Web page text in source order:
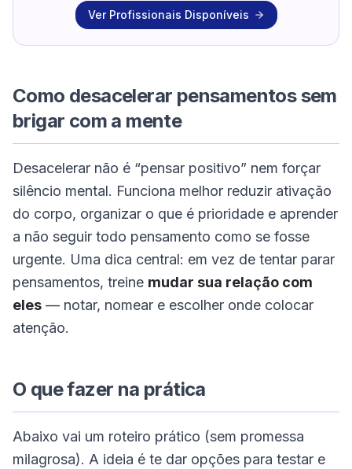
Ver Profissionais Disponíveis
Como desacelerar pensamentos sem
brigar com a mente
Desacelerar não é “pensar positivo” nem forçar
silêncio mental. Funciona melhor reduzir ativação
do corpo, organizar o que é prioridade e aprender
a não seguir todo pensamento como se fosse
urgente. Uma dica central: em vez de tentar parar
pensamentos, treine mudar sua relação com
eles — notar, nomear e escolher onde colocar
atenção.
O que fazer na prática
Abaixo vai um roteiro prático (sem promessa
milagrosa). A ideia é te dar opções para testar e